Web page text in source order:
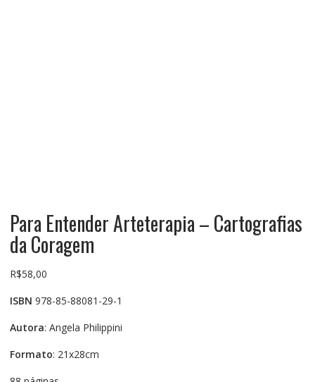
Para Entender Arteterapia – Cartografias
da Coragem
R$58,00
ISBN 978-85-88081-29-1
Autora: Angela Philippini
Formato: 21x28cm